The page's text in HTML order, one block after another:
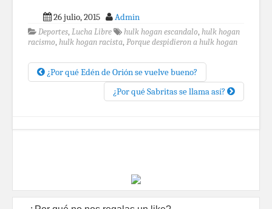
26 julio, 2015 Admin
Deportes, Lucha Libre hulk hogan escandalo, hulk hogan
racismo, hulk hogan racista, Porque despidieron a hulk hogan
¿Por qué Edén de Orión se vuelve bueno?
¿Por qué Sabritas se llama así?